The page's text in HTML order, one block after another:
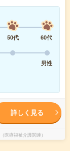
50代
60代
男性
詳しく見る
療福祉介護関連）